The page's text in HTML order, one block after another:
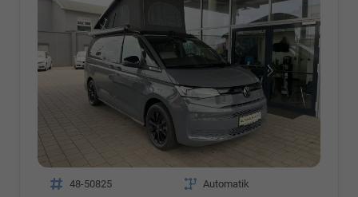
Fahrzeugnr. 48-50825 Getriebe Automatik